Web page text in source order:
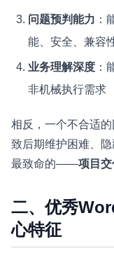
问题预判能力 ：
能、安全、兼容
业务理解深度 ：
非机械执行需求
相反，一个不合适
致后期维护困难、
最致命的——项目
二、优秀
心特征